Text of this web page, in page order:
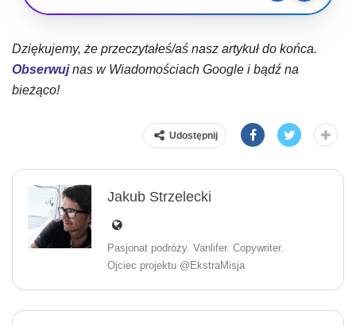
Dziękujemy, że przeczytałeś/aś nasz artykuł do końca.
Obserwujnas w Wiadomościach Google i bądź na
bieżąco!
Udostępnij
Jakub Strzelecki
Pasjonat podróży. Vanlifer. Copywriter.
Ojciec projektu @EkstraMisja